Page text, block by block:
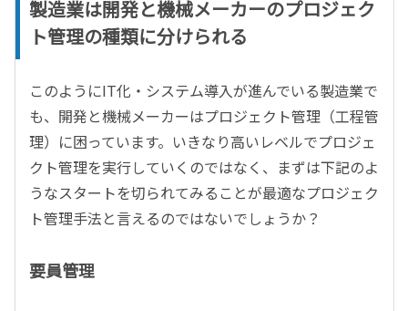
製造業は開発と機械メーカーのプロジェク
ト管理の種類に分けられる
このようにIT化・システム導入が進んでいる製造業で
も、開発と機械メーカーはプロジェクト管理（工程管
理）に困っています。いきなり高いレベルでプロジェ
クト管理を実行していくのではなく、まずは下記のよ
うなスタートを切られてみることが最適なプロジェク
ト管理手法と言えるのではないでしょうか？
要員管理